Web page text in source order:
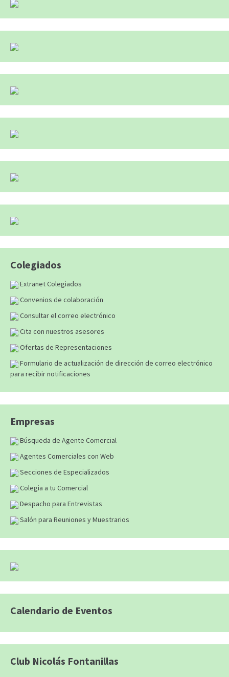
Colegiados
Extranet Colegiados
Convenios de colaboración
Consultar el correo electrónico
Cita con nuestros asesores
Ofertas de Representaciones
Formulario de actualización de dirección de correo electrónico
para recibir notificaciones
Empresas
Búsqueda de Agente Comercial
Agentes Comerciales con Web
Secciones de Especializados
Colegia a tu Comercial
Despacho para Entrevistas
Salón para Reuniones y Muestrarios
Calendario de Eventos
Club Nicolás Fontanillas